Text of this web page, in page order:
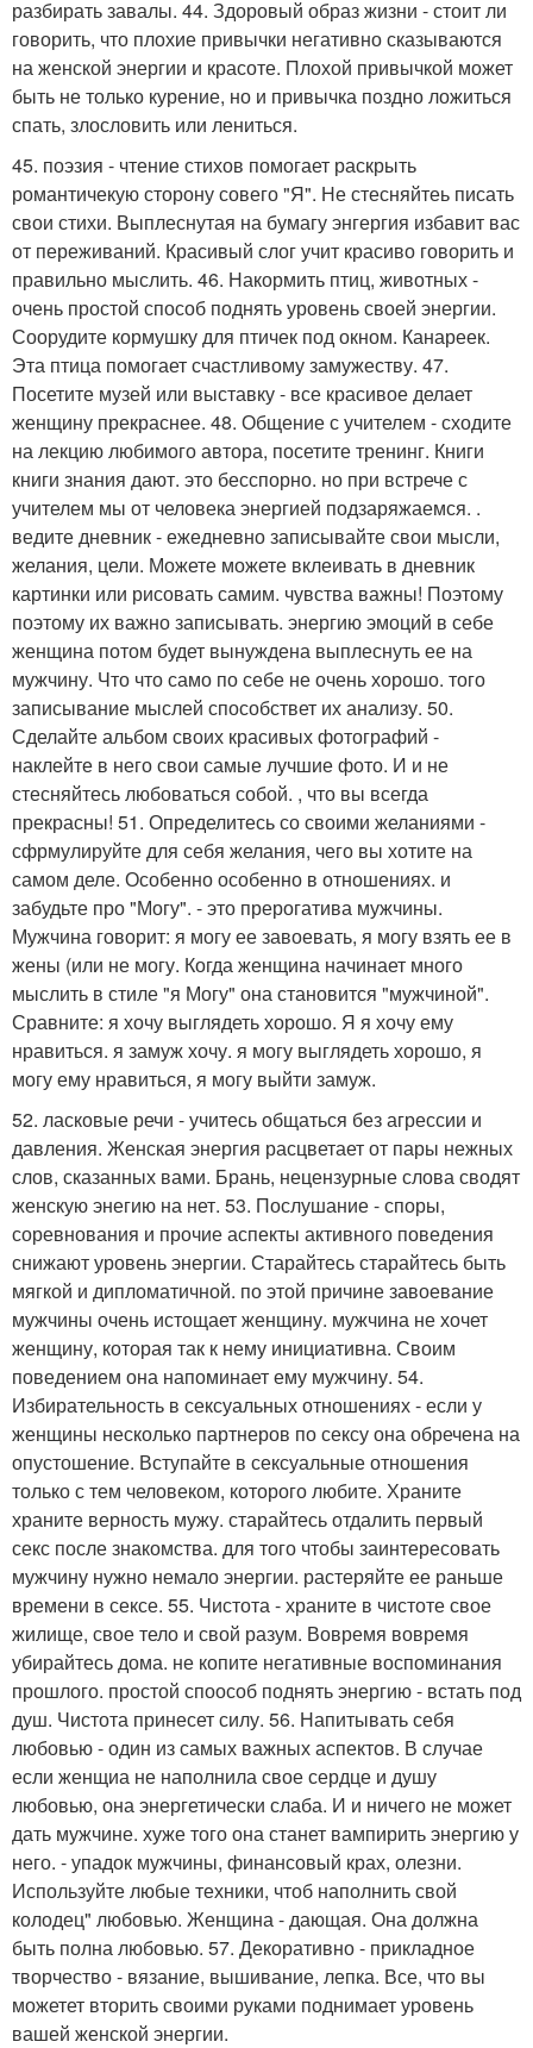
разбирать завалы. 44. Здоровый образ жизни - стоит ли
говорить, что плохие привычки негативно сказываются
на женской энергии и красоте. Плохой привычкой может
быть не только курение, но и привычка поздно ложиться
спать, злословить или лениться.
45. поэзия - чтение стихов помогает раскрыть
романтичекую сторону совего "Я". Не стесняйтеь писать
свои стихи. Выплеснутая на бумагу энгергия избавит вас
от переживаний. Красивый слог учит красиво говорить и
правильно мыслить. 46. Накормить птиц, животных -
очень простой способ поднять уровень своей энергии.
Соорудите кормушку для птичек под окном. Канареек.
Эта птица помогает счастливому замужеству. 47.
Посетите музей или выставку - все красивое делает
женщину прекраснее. 48. Общение с учителем - сходите
на лекцию любимого автора, посетите тренинг. Книги
книги знания дают. это бесспорно. но при встрече с
учителем мы от человека энергией подзаряжаемся. .
ведите дневник - ежедневно записывайте свои мысли,
желания, цели. Можете можете вклеивать в дневник
картинки или рисовать самим. чувства важны! Поэтому
поэтому их важно записывать. энергию эмоций в себе
женщина потом будет вынуждена выплеснуть ее на
мужчину. Что что само по себе не очень хорошо. того
записывание мыслей способствет их анализу. 50.
Сделайте альбом своих красивых фотографий -
наклейте в него свои самые лучшие фото. И и не
стесняйтесь любоваться собой. , что вы всегда
прекрасны! 51. Определитесь со своими желаниями -
сфрмулируйте для себя желания, чего вы хотите на
самом деле. Особенно особенно в отношениях. и
забудьте про "Могу". - это прерогатива мужчины.
Мужчина говорит: я могу ее завоевать, я могу взять ее в
жены (или не могу. Когда женщина начинает много
мыслить в стиле "я Могу" она становится "мужчиной".
Сравните: я хочу выглядеть хорошо. Я я хочу ему
нравиться. я замуж хочу. я могу выглядеть хорошо, я
могу ему нравиться, я могу выйти замуж.
52. ласковые речи - учитесь общаться без агрессии и
давления. Женская энергия расцветает от пары нежных
слов, сказанных вами. Брань, нецензурные слова сводят
женскую энегию на нет. 53. Послушание - споры,
соревнования и прочие аспекты активного поведения
снижают уровень энергии. Старайтесь старайтесь быть
мягкой и дипломатичной. по этой причине завоевание
мужчины очень истощает женщину. мужчина не хочет
женщину, которая так к нему инициативна. Своим
поведением она напоминает ему мужчину. 54.
Избирательность в сексуальных отношениях - если у
женщины несколько партнеров по сексу она обречена на
опустошение. Вступайте в сексуальные отношения
только с тем человеком, которого любите. Храните
храните верность мужу. старайтесь отдалить первый
секс после знакомства. для того чтобы заинтересовать
мужчину нужно немало энергии. растеряйте ее раньше
времени в сексе. 55. Чистота - храните в чистоте свое
жилище, свое тело и свой разум. Вовремя вовремя
убирайтесь дома. не копите негативные воспоминания
прошлого. простой споособ поднять энергию - встать под
душ. Чистота принесет силу. 56. Напитывать себя
любовью - один из самых важных аспектов. В случае
если женщиа не наполнила свое сердце и душу
любовью, она энергетически слаба. И и ничего не может
дать мужчине. хуже того она станет вампирить энергию у
него. - упадок мужчины, финансовый крах, олезни.
Используйте любые техники, чтоб наполнить свой
колодец" любовью. Женщина - дающая. Она должна
быть полна любовью. 57. Декоративно - прикладное
творчество - вязание, вышивание, лепка. Все, что вы
можетет вторить своими руками поднимает уровень
вашей женской энергии.